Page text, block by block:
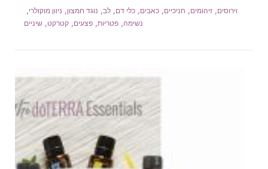
וירוסים, זיהומים, חניכיים, כאבים, כלי דם, לב, נוגד חמצון, ניוון מוקולרי,
נשימה, פטריות, פצעים, קטרקט, שיניים